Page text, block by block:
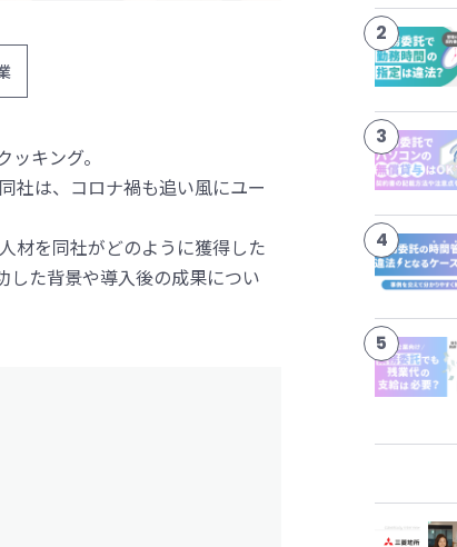
キング。
社は、コロナ禍も追い風にユー
材を同社がどのように獲得した
した背景や導入後の成果につい
2
3
4
5